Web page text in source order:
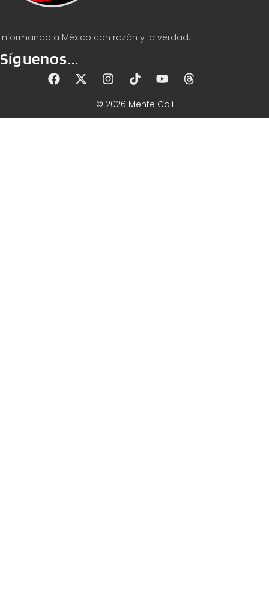
Informando a México con razón y la verdad.
Síguenos...
© 2026 Mente Cali